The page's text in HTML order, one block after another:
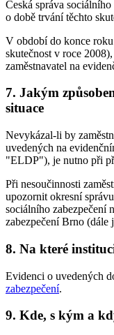
Česká správa
o době trvání těchto
V období do konce
skutečnost v roce
zaměstnavatel na
7. Jakým
situace
Nevykázal-li by
uvedených na
"ELDP"), je nutno při
Při nesoučinnosti
upozornit okresní
sociálního zabezpečení
zabezpečení Brno
8. Na které
Evidenci o uvedených
zabezpečení.
9. Kde, s kým a